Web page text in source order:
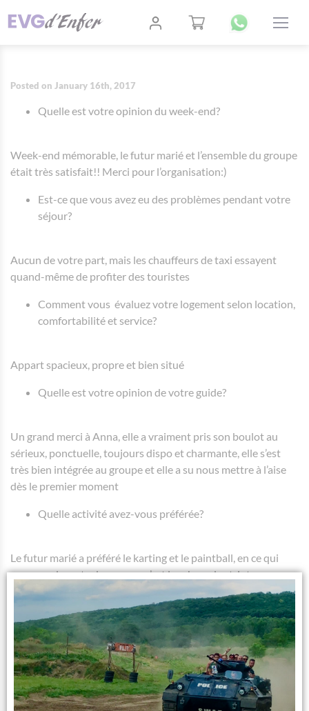
Posted on January 16th, 2017
Quelle est votre opinion du week-end?
Week-end mémorable, le futur marié et l’ensemble du groupe
était très satisfait!! Merci pour l’organisation:)
Est-ce que vous avez eu des problèmes pendant votre
séjour?
Aucun de votre part, mais les chauffeurs de taxi essayent
quand-même de profiter des touristes
Comment vous évaluez votre logement selon location,
comfortabilité et service?
Appart spacieux, propre et bien situé
Quelle est votre opinion de votre guide?
Un grand merci à Anna, elle a vraiment pris son boulot au
sérieux, ponctuelle, toujours dispo et charmante, elle s’est
très bien intégrée au groupe et elle a su nous mettre à l’aise
dès le premier moment
Quelle activité avez-vous préférée?
Le futur marié a préféré le karting et le paintball, en ce qui
concerne le reste du groupe, c’est les show de striptease
surprises qui nous ont fait grand plaisir…:)
Si vous avez eu le programme tour des bars, est-ce que
vous vous êtes bien amusés aux bars, boîtes, clubs,
visités?
Oui, les bars étaient stylé et les prix étaient très abordables